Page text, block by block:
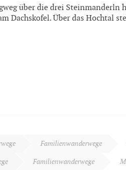
über die drei Steinmanderln
Dachskofel. Über das Hochtal
Familienwanderwege
Familienwanderwege